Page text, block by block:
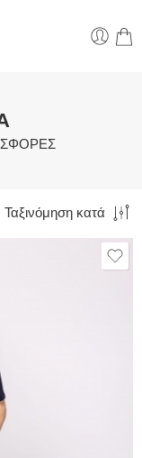
Ταξινόμηση κατά